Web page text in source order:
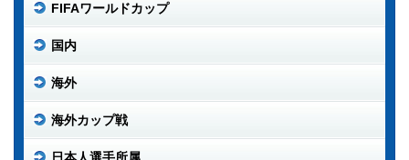
FIFAワールドカップ
国内
海外
海外カップ戦